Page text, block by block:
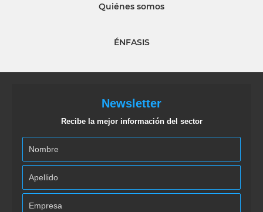
Quiénes somos
ÉNFASIS
Newsletter
Recibe la mejor información del sector